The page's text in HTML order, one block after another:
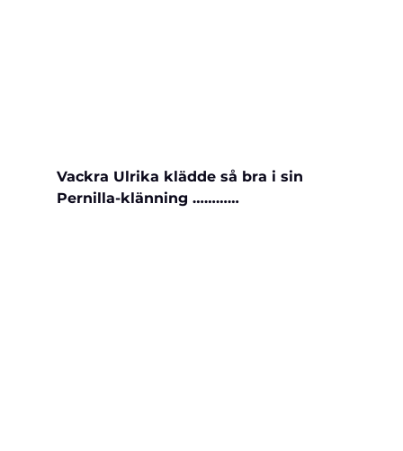
Vackra Ulrika klädde så bra i sin
Pernilla-klänning …………